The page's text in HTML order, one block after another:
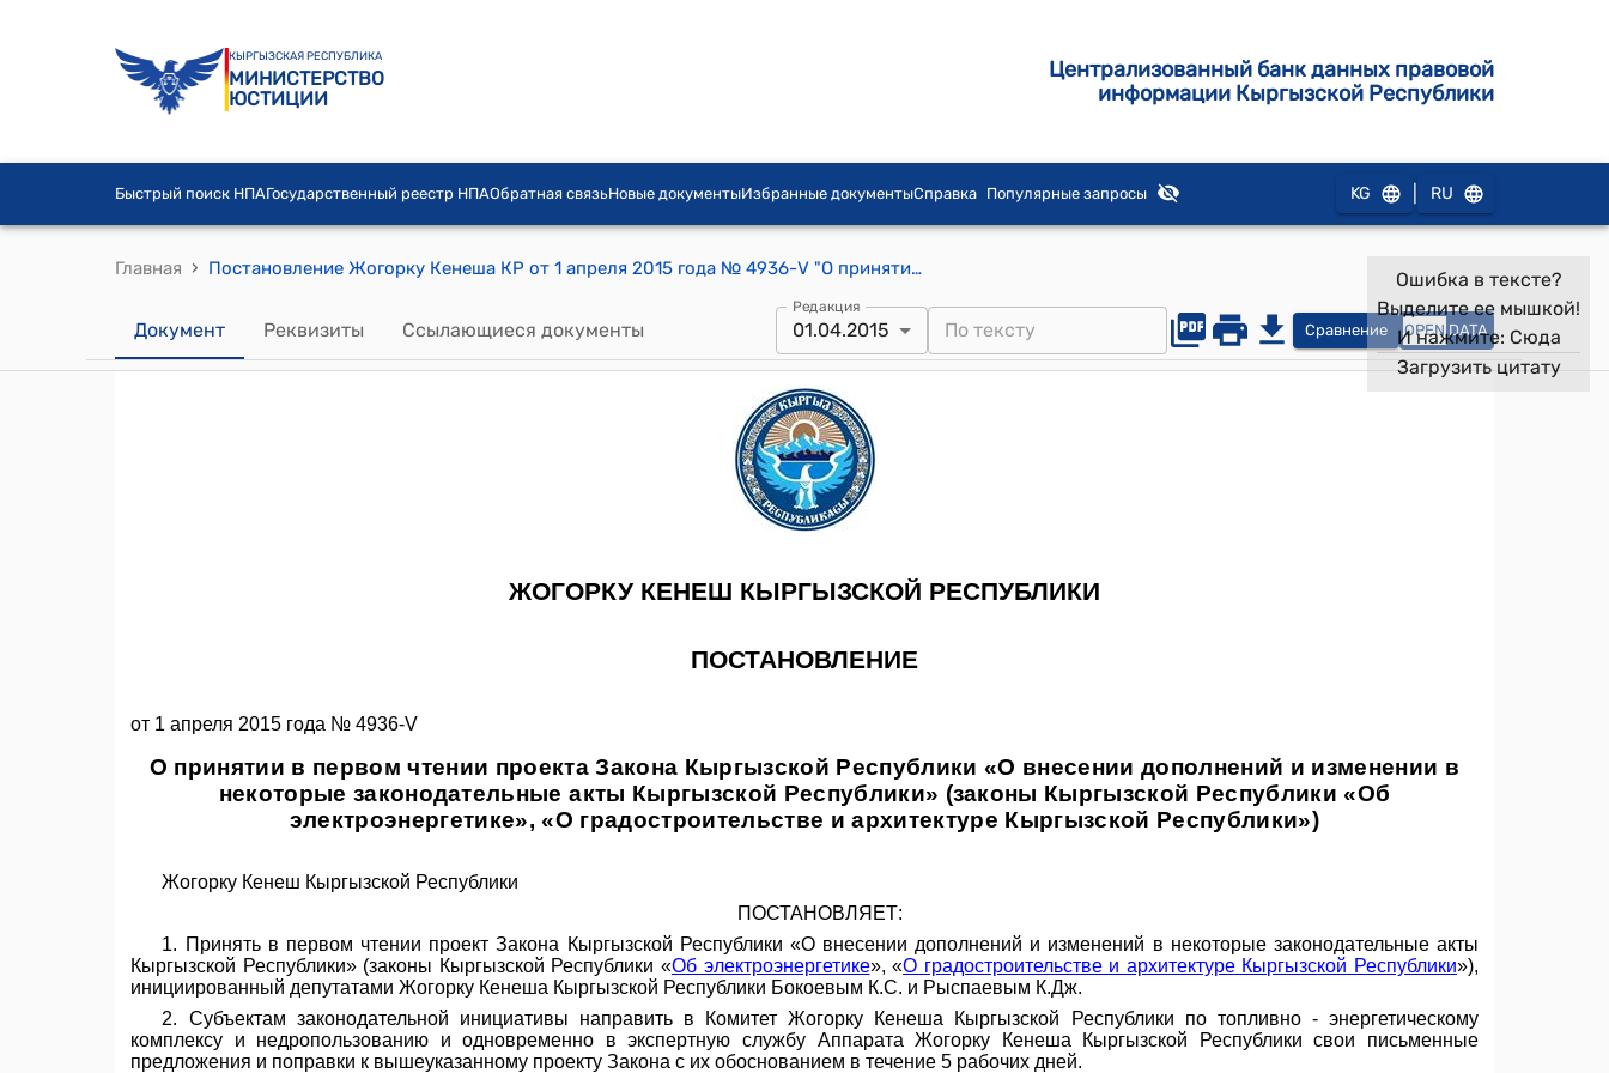
КЫРГЫЗСКАЯ РЕСПУБЛИКА
МИНИСТЕРСТВО
ЮСТИЦИИ
Централизованный банк данных правовой
информации Кыргызской Республики
Быстрый поиск НПАГосударственный реестр НПАОбратная связьНовые документыИзбранные документыСправка Популярные запросы KG RU
Главная › Постановление Жогорку Кенеша КР от 1 апреля 2015 года № 4936-V "О принятии в первом чтении проекта Закона Кыргызской Республики «О внесении дополнений и изменении в некоторые законодательные акты Кыргызской Республики» (законы Кыргызской Республики «Об электроэнергетике», «О градостроительстве и архитектуре Кыргызской Республики»)"
Документ Реквизиты Ссылающиеся документы
Редакция
01.04.2015 Сравнение OPEN DATA
Ошибка в тексте?
Выделите ее мышкой!
И нажмите: Сюда
Загрузить цитату